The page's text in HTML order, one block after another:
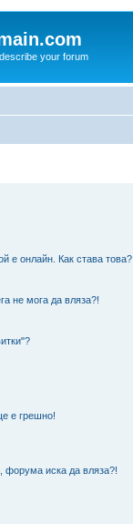
your forum
е онлайн. Как става това?
не мога да вляза?!
е грешно!
форума иска да вляза?!